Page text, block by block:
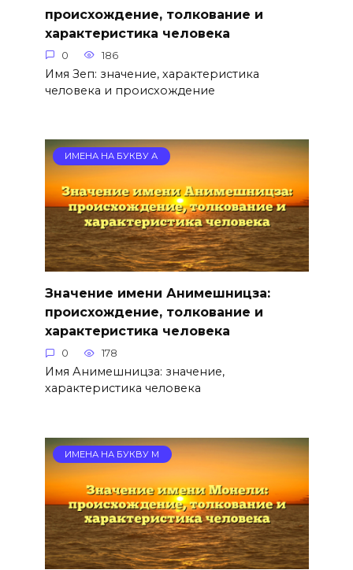
происхождение, толкование и
характеристика человека
0 186
Имя Зеп: значение, характеристика
человека и происхождение
ИМЕНА НА БУКВУ А
Значение имени Анимешницза:
происхождение, толкование и
характеристика человека
0 178
Имя Анимешницза: значение,
характеристика человека
ИМЕНА НА БУКВУ М